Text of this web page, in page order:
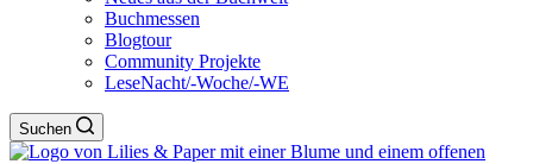
Buchmessen
Blogtour
Community Projekte
LeseNacht/-Woche/-WE
Suchen